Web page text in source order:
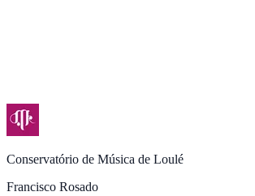
Conservatório de Música de Loulé
Francisco Rosado